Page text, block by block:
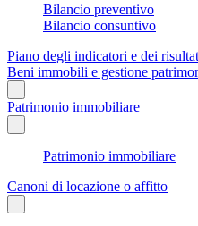
Bilancio preventivo
Bilancio consuntivo
Piano degli indicatori e dei
Beni immobili e gestione
Patrimonio immobiliare
Patrimonio immobiliare
Canoni di locazione o affitto